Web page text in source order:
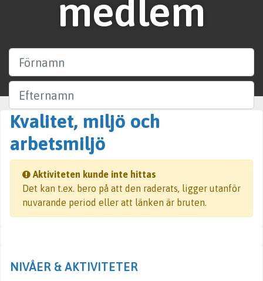
medlem
Företag
Ort
Sök
Kvalitet, miljö och
arbetsmiljö
Aktiviteten kunde inte hittas
Det kan t.ex. bero på att den raderats, ligger utanför
nuvarande period eller att länken är bruten.
NIVÅER & AKTIVITETER